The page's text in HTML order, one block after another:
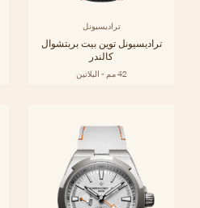
تراديسيونل
تراديسيونل توين بيت بربتشوال
كالندر
42 مم - البلاتين